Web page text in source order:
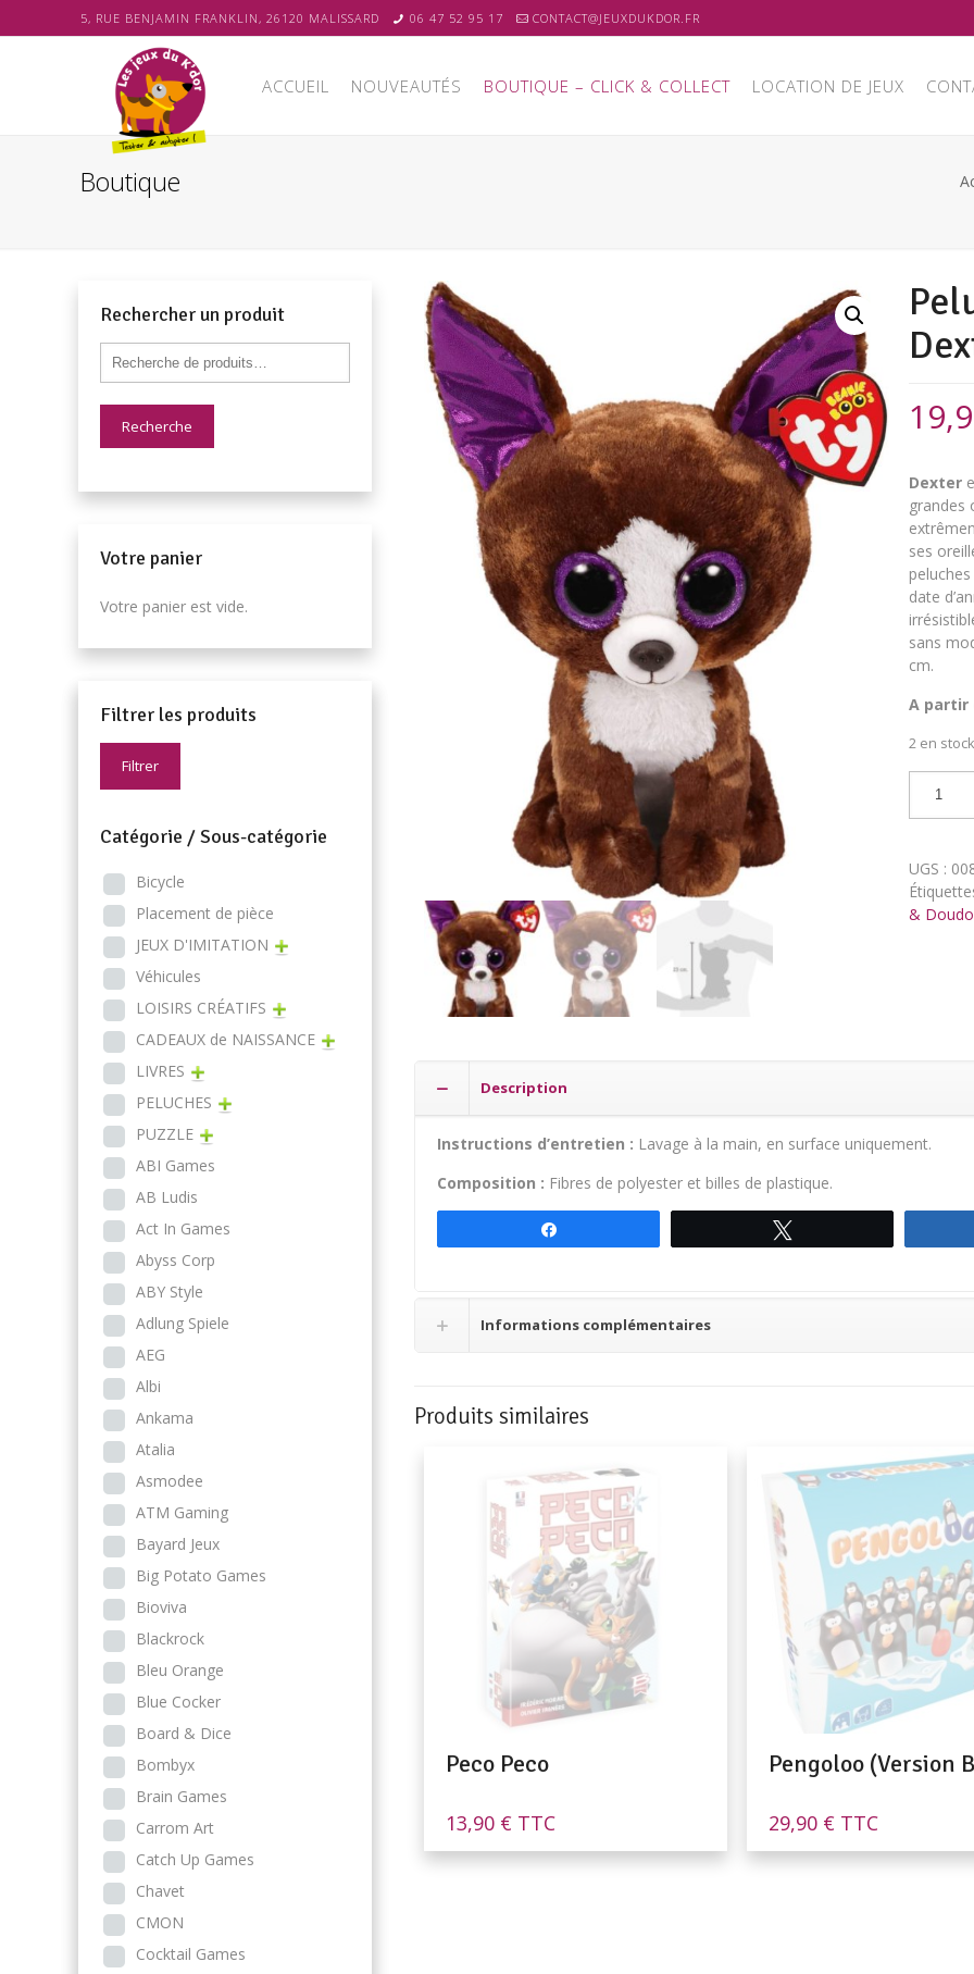
5, RUE BENJAMIN FRANKLIN, 26120 MALISSARD 06 47 52 95 17 CONTACT@JEUXDUKDOR.FR
ACCUEIL NOUVEAUTÉS BOUTIQUE – CLICK & COLLECT LOCATION DE JEUX
Boutique
Dexter
grandes
ses
date
sans
cm.
A partir
2 en stock
-
Beanie
Boo's
UGS :
&
Description
Instructions d’entretien : Lavage à la main, en surface uniquement.
Composition : ‎Fibres de polyester et billes de plastique.
Informations complémentaires
Produits similaires
Peco Peco
13,90 € TTC
Pengoloo (Version
29,90 € TTC
Rechercher un produit
Recherche
Votre panier
Votre panier est vide.
Filtrer les produits
Filtrer
Catégorie / Sous-catégorie
Bicycle
Placement de pièce
JEUX D'IMITATION
Véhicules
LOISIRS CRÉATIFS
CADEAUX de NAISSANCE
LIVRES
PELUCHES
PUZZLE
ABI Games
AB Ludis
Act In Games
Abyss Corp
ABY Style
Adlung Spiele
AEG
Albi
Ankama
Atalia
Asmodee
ATM Gaming
Bayard Jeux
Big Potato Games
Bioviva
Blackrock
Bleu Orange
Blue Cocker
Board & Dice
Bombyx
Brain Games
Carrom Art
Catch Up Games
Chavet
CMON
Cocktail Games